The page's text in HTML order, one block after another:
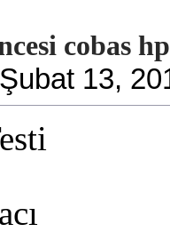
cobas
Şubat 13,